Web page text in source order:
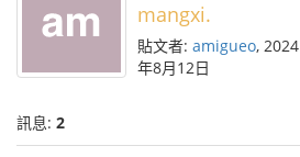
mangxi.
貼文者: amigueo, 2024
年8月12日
訊息: 2